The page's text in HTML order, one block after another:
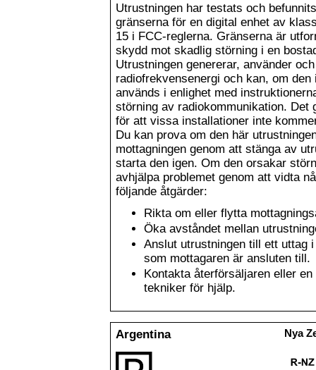
Utrustningen har testats och
gränserna för en digital enhet av
15 i FCC-reglerna. Gränserna är
skydd mot skadlig störning i en
Utrustningen genererar, använder
radiofrekvensenergi och kan, om
används i enlighet med
störning av radiokommunikation. Det
för att vissa installationer inte
Du kan prova om den här
mottagningen genom att stänga av
starta den igen. Om den orsakar
avhjälpa problemet genom att vidta
följande åtgärder:
Rikta om eller flytta
Öka avståndet mellan
Anslut utrustningen till ett uttag
som mottagaren är ansluten till.
Kontakta återförsäljaren eller
tekniker för hjälp.
Argentina Nya